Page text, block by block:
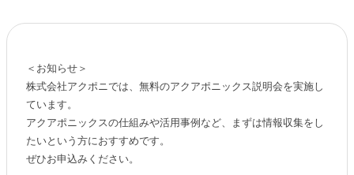
＜お知らせ＞
株式会社アクポニでは、無料のアクアポニックス説明会を実施し
ています。
アクアポニックスの仕組みや活用事例など、まずは情報収集をし
たいという方におすすめです。
ぜひお申込みください。